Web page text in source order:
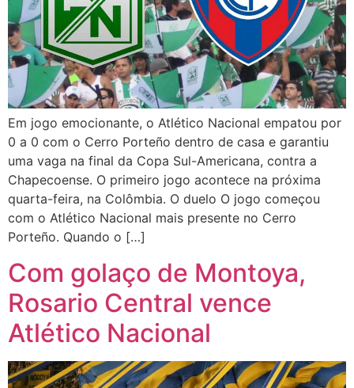
Em jogo emocionante, o Atlético Nacional empatou por
0 a 0 com o Cerro Porteño dentro de casa e garantiu
uma vaga na final da Copa Sul-Americana, contra a
Chapecoense. O primeiro jogo acontece na próxima
quarta-feira, na Colômbia. O duelo O jogo começou
com o Atlético Nacional mais presente no Cerro
Porteño. Quando o […]
Com golaço de Montoya,
Rosario Central vence
Atlético Nacional